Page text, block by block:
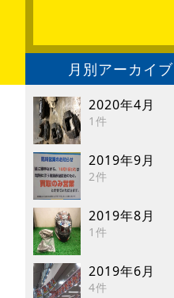
月別アーカイブ
2020年4月
1件
2019年9月
2件
2019年8月
1件
2019年6月
4件